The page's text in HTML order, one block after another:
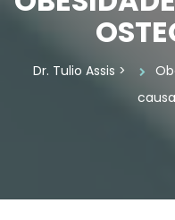
Dr. Tulio Assi >